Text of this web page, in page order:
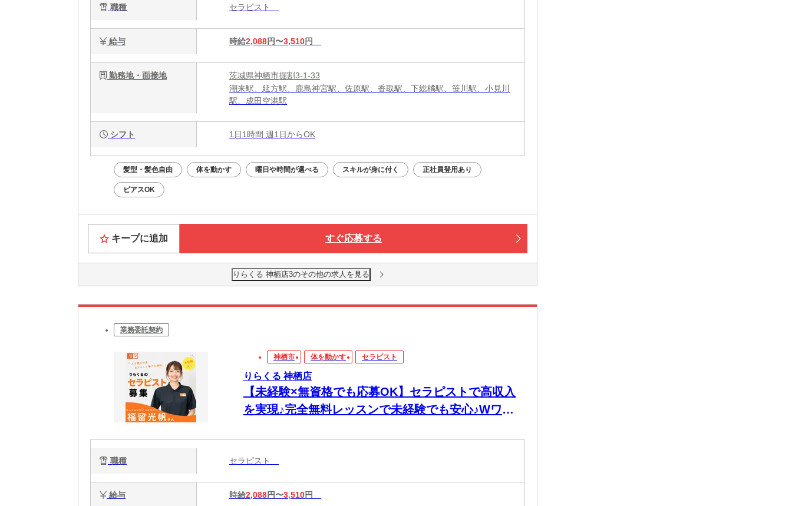
職種 セラピスト
給与 時給2,088円〜3,510円
勤務地・面接地
茨城県神栖市掘割3-1-33
潮来駅、延方駅、鹿島神宮駅、佐原駅、香取駅、下総橘駅、笹川駅、小見川
駅、成田空港駅
シフト 1日1時間 週1日からOK
髪型・髪色自由 体を動かす 曜日や時間が選べる スキルが身に付く 正社員登用あり
ピアスOK
キープに追加 すぐ応募する
りらくる 神栖店3のその他の求人を見る
業務委託契約
神栖市 体を動かす セラピスト
りらくる 神栖店
【未経験×無資格でも応募OK】セラピストで高収入
を実現♪完全無料レッスンで未経験でも安心♪Wワー
職種 セラピスト
給与 時給2,088円〜3,510円